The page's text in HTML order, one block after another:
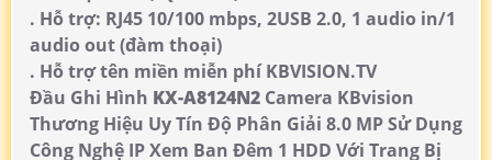
. Hỗ trợ: RJ45 10/100 mbps, 2USB 2.0, 1 audio in/1
audio out (đàm thoại)
. Hỗ trợ tên miền miễn phí KBVISION.TV
Đầu Ghi Hình KX-A8124N2 Camera KBvision
Thương Hiệu Uy Tín Độ Phân Giải 8.0 MP Sử Dụng
Công Nghệ IP Xem Ban Đêm 1 HDD Với Trang Bị